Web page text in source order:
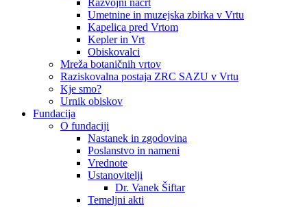
Umetnine in muzejska zbirka v Vrtu
Kapelica pred Vrtom
Kepler in Vrt
Obiskovalci
Mreža botaničnih vrtov
Raziskovalna postaja ZRC SAZU v Vrtu
Kje smo?
Urnik obiskov
Fundacija
O fundaciji
Nastanek in zgodovina
Poslanstvo in nameni
Vrednote
Ustanovitelji
Dr. Vanek Šiftar
Temeljni akti